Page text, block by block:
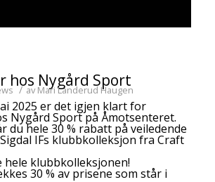
hos Nygård Sport
/ avMari Landerud Haugen
2025 er det igjen klart for
Nygård Sport på Åmotsenteret.
du hele 30 % rabatt på veiledende
IFs klubbkolleksjon fra Craft
hele klubbkolleksjonen!
30 % av prisene som står i